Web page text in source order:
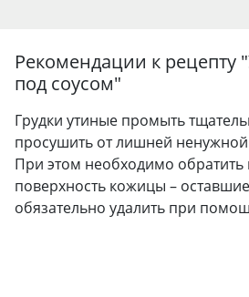
Рекомендации к рецепту "
под соусом"
Грудки утиные промыть
просушить от лишней ненужной
При этом необходимо
поверхность кожицы –
обязательно удалить при